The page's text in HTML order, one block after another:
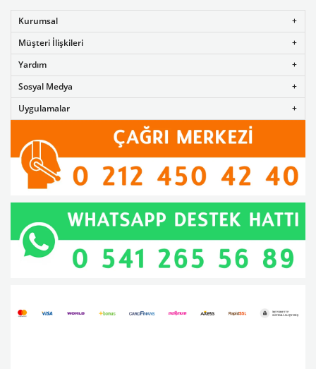
Kurumsal
Müşteri İlişkileri
Yardım
Sosyal Medya
Uygulamalar